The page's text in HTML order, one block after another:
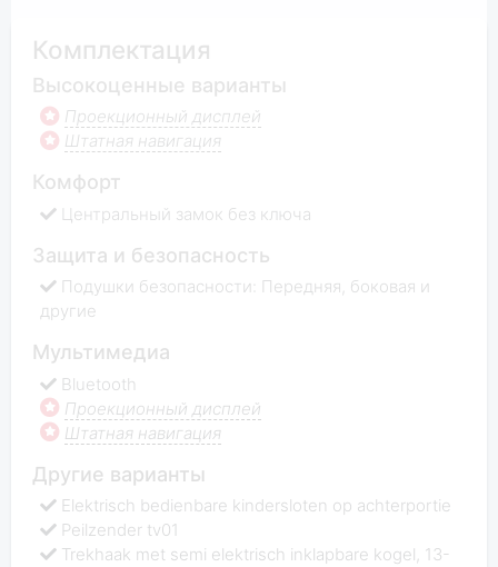
Комплектация
Высокоценные варианты
Проекционный дисплей
Штатная навигация
Комфорт
Центральный замок без ключа
Защита и безопасность
Подушки безопасности: Передняя, боковая и
другие
Мультимедиа
Bluetooth
Проекционный дисплей
Штатная навигация
Другие варианты
Elektrisch bedienbare kindersloten op achterportie
Peilzender tv01
Trekhaak met semi elektrisch inklapbare kogel, 13-